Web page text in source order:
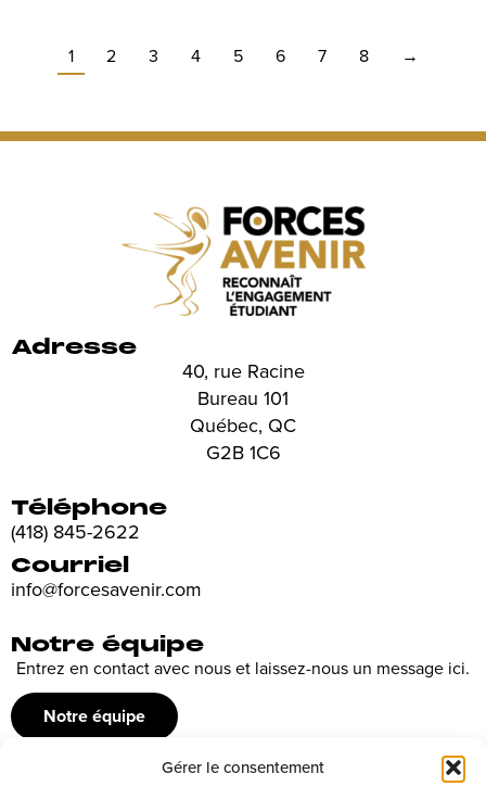
Gérer le consentement
1 2 3 4 5 6 7 8 →
Adresse
40, rue Racine
Bureau 101
Québec, QC
G2B 1C6
Téléphone
(418) 845-2622
Courriel
info@forcesavenir.com
Notre équipe
Entrez en contact avec nous et laissez-nous un message ici.
Notre équipe